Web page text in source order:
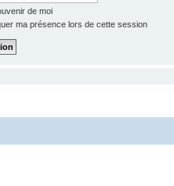
de moi
ma présence lors de cette session